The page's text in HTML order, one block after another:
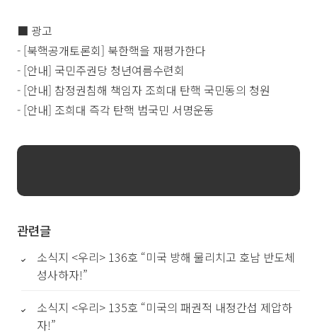
■ 광고
- [북핵공개토론회] 북한핵을 재평가한다
- [안내] 국민주권당 청년여름수련회
- [안내] 참정권침해 책임자 조희대 탄핵 국민동의 청원
- [안내] 조희대 즉각 탄핵 범국민 서명운동
관련글
소식지 <우리> 136호 “미국 방해 물리치고 호남 반도체
성사하자!”
소식지 <우리> 135호 “미국의 패권적 내정간섭 제압하
자!”